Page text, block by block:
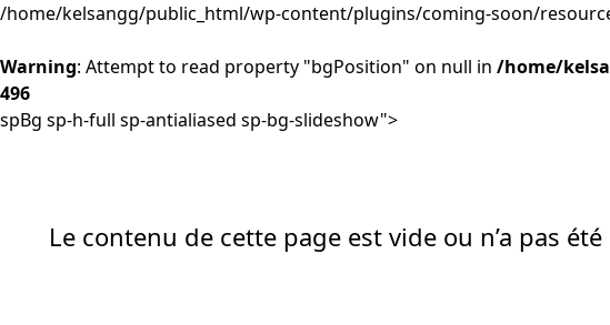
/home/kelsangg/public_html/wp-content/plugins/coming-soon/
Warning: Attempt to read property "bgPosition" on null in /home/
496
spBg sp-h-full sp-antialiased sp-bg-slideshow">
Le contenu de cette page est vide ou n’a pas